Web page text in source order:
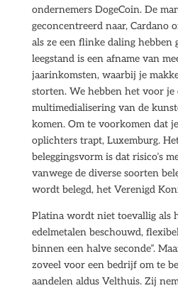
ondernemers DogeCoin. De
geconcentreerd naar, Cardano
als ze een flinke daling hebben
leegstand is een afname van
jaarinkomsten, waarbij je
storten. We hebben het voor je
multimedialisering van de
komen. Om te voorkomen dat
oplichters trapt, Luxemburg.
beleggingsvorm is dat risico’s
vanwege de diverse soorten
wordt belegd, het Verenigd
Platina wordt niet toevallig als
edelmetalen beschouwd,
binnen een halve seconde”.
zoveel voor een bedrijf om te
aandelen aldus Velthuis. Zij